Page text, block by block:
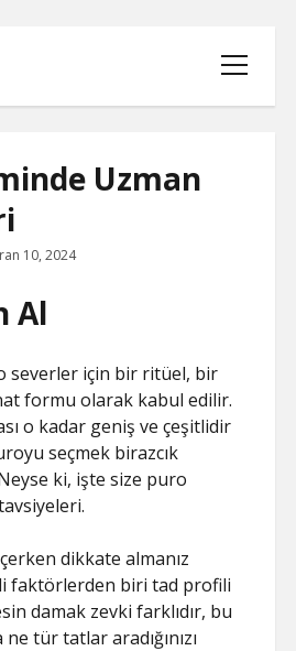
menüyü
aç
NASIL KURULUR
LISTESI
ARTTIRMA BEDAVA
Uzman
10, 2024
Al
severler için bir ritüel, bir
formu olarak kabul edilir.
o kadar geniş ve çeşitlidir
seçmek birazcık
ki, işte size puro
dikkate almanız
faktörlerden biri tad profili
damak zevki farklıdır, bu
tür tatlar aradığınızı